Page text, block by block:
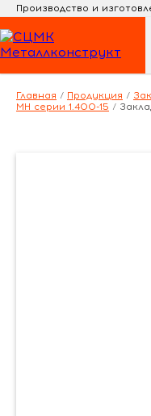
Производство и
Главная / Продукция /
МН серии 1.400-15 /